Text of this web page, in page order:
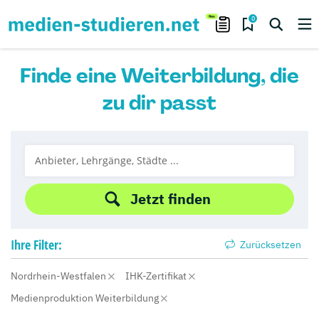
0
Finde eine Weiterbildung, die
zu dir passt
Jetzt finden
Ihre Filter: Zurücksetzen
Nordrhein-Westfalen
IHK-Zertifikat
Medienproduktion Weiterbildung